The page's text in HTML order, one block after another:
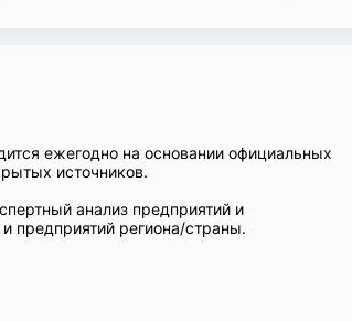
ежегодно на основании официальных
источников.
анализ предприятий и
предприятий региона/страны.